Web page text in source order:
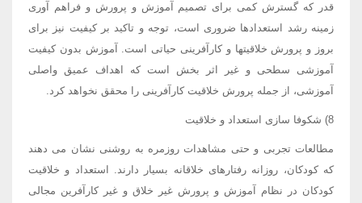
قدر که گسترش کمی برای تصمیم آموزش و پرورش و فراهم آوری
زمینه رشد استعدادها ضروری است، توجه و تاکید بر کیفیت نیز برای
بروز و پرورش خلاقیتها و کارآفرینی حیاتی است. آموزش بدون کیفیت
آموزشی سطحی و غیر اثر بخش است که اهداف عمیق واصلی
آموزشی، از جمله پرورش خلاقیت کارآفرینی را محقق نخواهد کرد.
8) شکوفا سازی استعداد و خلاقیت
مطالعات تجربی و حتی مشاهدات روزمره به روشنی نشان می دهند
که کودکان، روزانه رفتارهای خلاقانه بسیار دارند. استعداد و خلاقیت
کودکان در نظام آموزش و پرورش غیر خلاق و غیر کارآفرین مجالی